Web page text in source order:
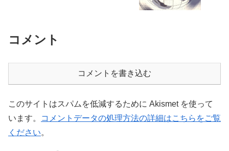
コメント
コメントを書き込む
このサイトはスパムを低減するために Akismet を使って
います。
コメントデータの処理方法の詳細はこちらをご覧
ください。